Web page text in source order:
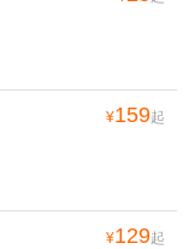
¥159起
¥129起